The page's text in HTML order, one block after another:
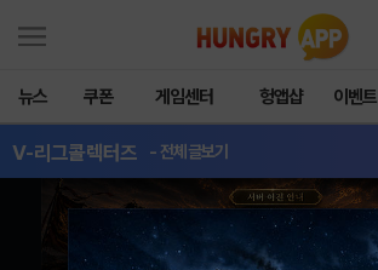
뉴스 쿠폰 게임센터 헝앱샵 이벤트
V-리그콜렉터즈 - 전체글보기